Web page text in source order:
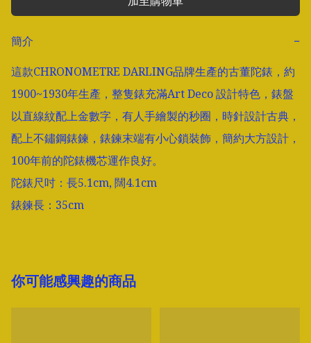
簡介
−
這款CHRONOMETRE DARLING品牌生產的古董陀錶，約
1900~1930年生產，整隻錶充滿Art Deco 設計特色，錶盤
以直線紋配上金數字，有人手繪製的秒圈，時針設計古典，
配上不鏽鋼錶鍊，錶鍊末端有小心鎖裝飾，簡約大方設計，
100年前的陀錶機芯運作良好。
陀錶尺吋：長5.1cm, 闊4.1cm
錶鍊長：35cm
你可能感興趣的商品